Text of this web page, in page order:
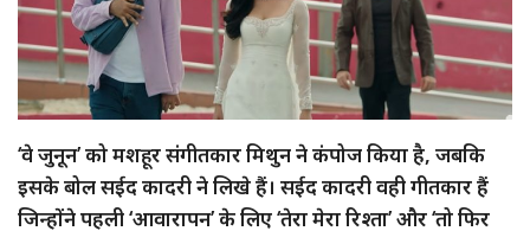
‘वे जुनून’ को मशहूर संगीतकार मिथुन ने कंपोज किया है, जबकि
इसके बोल सईद कादरी ने लिखे हैं। सईद कादरी वही गीतकार हैं
जिन्होंने पहली ‘आवारापन’ के लिए ‘तेरा मेरा रिश्ता’ और ‘तो फिर